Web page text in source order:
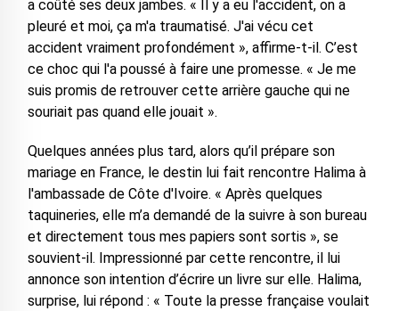
a coûté ses deux jambes. « Il y a eu l'accident, on a
pleuré et moi, ça m'a traumatisé. J'ai vécu cet
accident vraiment profondément », affirme-t-il. C’est
ce choc qui l'a poussé à faire une promesse. « Je me
suis promis de retrouver cette arrière gauche qui ne
souriait pas quand elle jouait ».
Quelques années plus tard, alors qu’il prépare son
mariage en France, le destin lui fait rencontre Halima à
l'ambassade de Côte d'Ivoire. « Après quelques
taquineries, elle m’a demandé de la suivre à son bureau
et directement tous mes papiers sont sortis », se
souvient-il. Impressionné par cette rencontre, il lui
annonce son intention d’écrire un livre sur elle. Halima,
surprise, lui répond : « Toute la presse française voulait